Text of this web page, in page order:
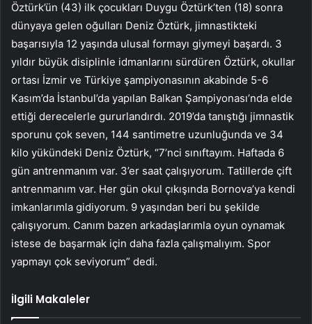
Öztürk’ün (43) ilk çocukları Duygu Öztürk’ten (18) sonra
dünyaya gelen oğulları Deniz Öztürk, jimnastikteki
başarısıyla 12 yaşında ulusal formayı giymeyi başardı. 3
yıldır büyük disiplinle idmanlarını sürdüren Öztürk, okullar
ortası İzmir ve Türkiye şampiyonasının akabinde 5-6
Kasım’da İstanbul’da yapılan Balkan Şampiyonası’nda elde
ettiği derecelerle gururlandırdı. 2019’da tanıştığı jimnastik
sporunu çok seven, 144 santimetre uzunluğunda ve 34
kilo yükündeki Deniz Öztürk, “7’nci sınıftayım. Haftada 6
gün antrenmanım var. 3’er saat çalışıyorum. Tatillerde çift
antrenmanım var. Her gün okul çıkışında Bornova’ya kendi
imkanlarımla gidiyorum. 9 yaşından beri bu şekilde
çalışıyorum. Canım bazen arkadaşlarımla oyun oynamak
istese de başarmak için daha fazla çalışmalıyım. Spor
yapmayı çok seviyorum” dedi.
İlgili Makaleler